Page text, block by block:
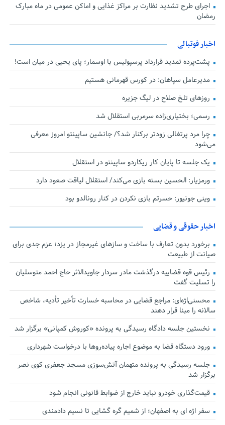
اجرای طرح تشدید نظارت بر مراکز غذایی و اماکن عمومی در ماه مبارک
رمضان
اخبار فوتبالی
پشت‌پرده تمدید قرارداد پرسپولیس با اوسمار؛ پای یحیی در میان است!
مدیرعامل سپاهان: در کورس قهرمانی هستیم
روزهای تلخ صلاح در لیگ جزیره
رسمی؛ بختیاری‌زاده سرمربی استقلال شد
چرا مرد پرتغالی زودتر برکنار شد؟/ جانشین ساپینتو امروز معرفی
می‌شود
یک جلسه تا پایان کار ریکاردو ساپینتو در استقلال
ورمزیار: الحسین بسته بازی می‌کند/ استقلال لیاقت صعود دارد
وینی جونیور: حسرتم بازی نکردن در کنار رونالدو بود
اخبار حقوقی و قضایی
برخورد بدون تعارف با ساخت‌ و سازهای غیرمجاز در یزد؛ عزم جدی برای
صیانت از طبیعت
رئیس قوه قضاییه درگذشت مادر سردار جاویدالاثر حاج احمد متوسلیان
را تسلیت گفت
محسنی‌اژه‌ای: مراجع قضایی در محاسبه خسارت تأخیر تأدیه، شاخص
سالانه را مبنا قرار دهند
نخستین جلسه دادگاه رسیدگی به پرونده «کوروش کمپانی» برگزار شد
ورود دستگاه قضا به موضوع اجاره پیاده‌روها با درخواست شهرداری
جلسه رسیدگی به پرونده متهمان آتش‌سوزی مسجد جعفری کوی نصر
برگزار شد
قیمت‌گذاری خودرو نباید خارج از ضوابط قانونی انجام شود
سفر اژه ای به اصفهان؛ از شمیم گره گشایی تا نسیم دادمندی